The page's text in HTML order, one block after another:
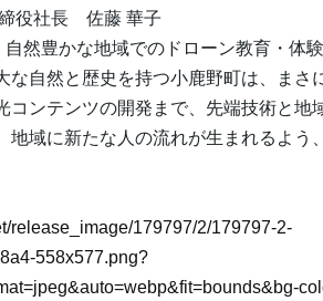
役社長 佐藤 華子
自然豊かな地域でのドローン教育・体
な自然と歴史を持つ小鹿野町は、まさ
コンテンツの開発まで、先端技術と地
地域に新たな人の流れが生まれるよう
release_image/179797/2/179797-2-
558x577.png?